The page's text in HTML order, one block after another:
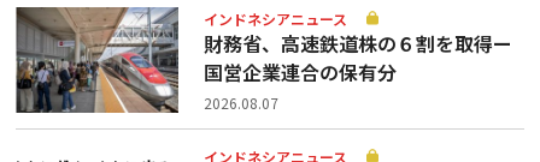
インドネシアニュース
財務省、高速鉄道株の６割を取得ー
国営企業連合の保有分
2026.08.07
インドネシアニュース